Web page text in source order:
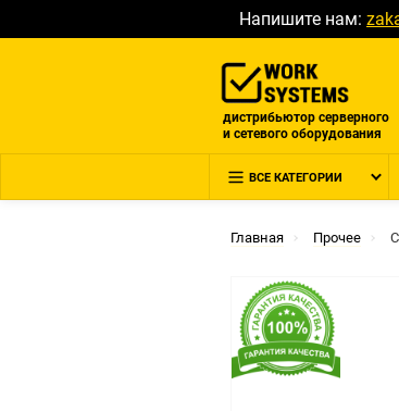
Напишите нам:
дистрибьютор серверного
и сетевого оборудования
ВСЕ КАТЕГОРИИ
Главная Прочее